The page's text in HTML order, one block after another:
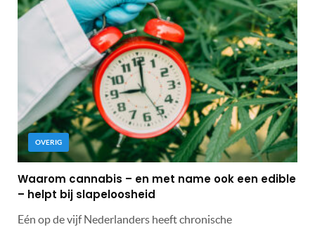
OVERIG
Waarom cannabis – en met name ook een edible
– helpt bij slapeloosheid
Eén op de vijf Nederlanders heeft chronische